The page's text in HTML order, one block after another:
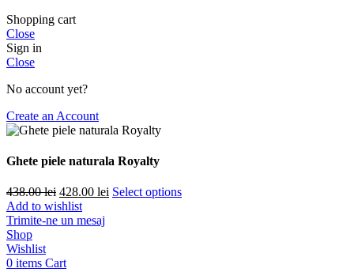
Shopping cart
Close
Sign in
Close
No account yet?
Create an Account
Ghete piele naturala Royalty
438.00lei Prețul
inițial
a
428.00 lei Prețul
Select options
Add to wishlist
Trimite-ne un mesaj
Shop
Wishlist
0 items Cart